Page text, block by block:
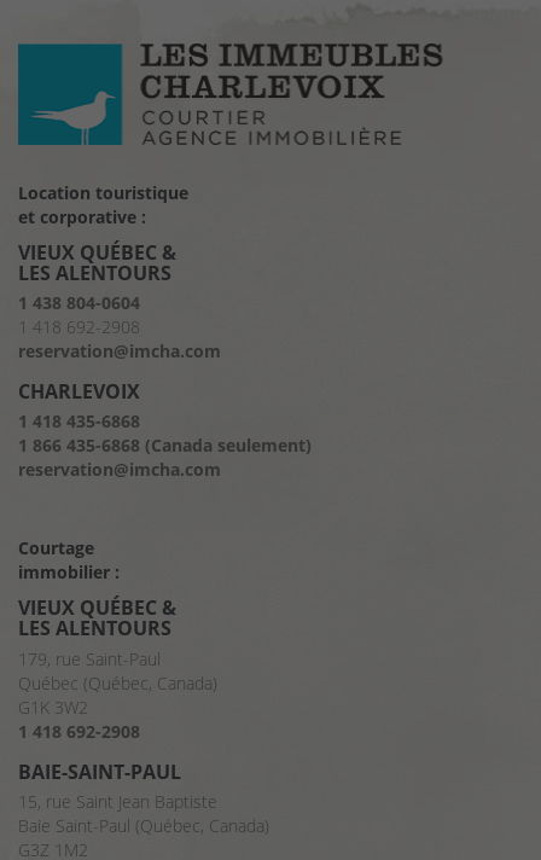
Location touristique
et corporative :
VIEUX QUÉBEC &
LES ALENTOURS
1 438 804-0604
1 418 692-2908
reservation@imcha.com
CHARLEVOIX
1 418 435-6868
1 866 435-6868 (Canada seulement)
reservation@imcha.com
Courtage
immobilier :
VIEUX QUÉBEC &
LES ALENTOURS
179, rue Saint-Paul
Québec (Québec, Canada)
G1K 3W2
1 418 692-2908
BAIE-SAINT-PAUL
15, rue Saint Jean Baptiste
Baie Saint-Paul (Québec, Canada)
G3Z 1M2